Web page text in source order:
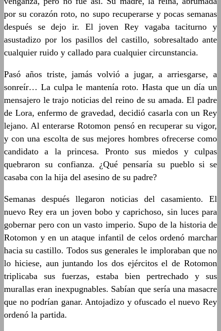
por su corazón roto, no supo recuperarse y pocas semanas
después se dejo ir. El joven Rey vagaba taciturno y
asustadizo por los pasillos del castillo, sobresaltado ante
cualquier ruido y callado para cualquier circunstancia.
Pasó años triste, jamás volvió a jugar, a arriesgarse, a
sonreír… La culpa le mantenía roto. Hasta que un día un
mensajero le trajo noticias del reino de su amada. El padre
de Lora, enfermo de gravedad, decidió casarla con un Rey
lejano. Al enterarse Rotomon pensó en recuperar su vigor,
y con una escolta de sus mejores hombres ofrecerse como
candidato a la princesa. Pronto sus miedos y culpas
quebraron su confianza. ¿Qué pensaría su pueblo si se
casaba con la hija del asesino de su padre?
Semanas después llegaron noticias del casamiento. El
nuevo Rey era un joven bobo y caprichoso, sin luces para
gobernar pero con un vasto imperio. Supo de la historia de
Rotomon y en un ataque infantil de celos ordenó marchar
hacia su castillo. Todos sus generales le imploraban que no
lo hiciese, aun juntando los dos ejércitos el de Rotomon
triplicaba sus fuerzas, estaba bien pertrechado y sus
murallas eran inexpugnables. Sabían que sería una masacre
que no podrían ganar. Antojadizo y ofuscado el nuevo Rey
ordenó la partida.